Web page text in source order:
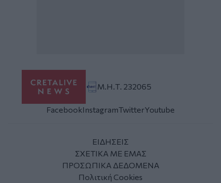
Μ.Η.Τ. 232065
FacebookInstagramTwitterYoutube
ΕΙΔΗΣΕΙΣ
ΣΧΕΤΙΚΑ ΜΕ ΕΜΑΣ
ΠΡΟΣΩΠΙΚΑ ΔΕΔΟΜΕΝΑ
Πολιτική Cookies